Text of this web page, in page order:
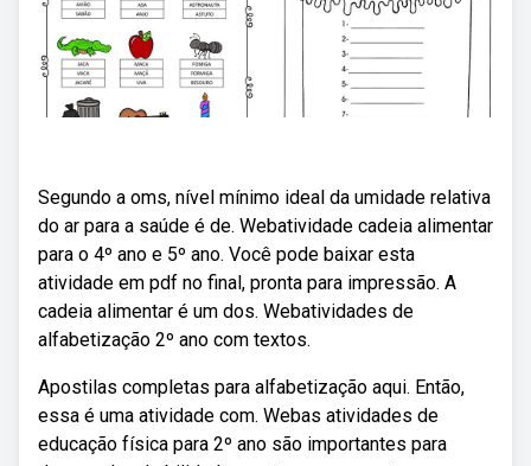
Segundo a oms, nível mínimo ideal da umidade relativa
do ar para a saúde é de. Webatividade cadeia alimentar
para o 4º ano e 5º ano. Você pode baixar esta
atividade em pdf no final, pronta para impressão. A
cadeia alimentar é um dos. Webatividades de
alfabetização 2º ano com textos.
Apostilas completas para alfabetização aqui. Então,
essa é uma atividade com. Webas atividades de
educação física para 2º ano são importantes para